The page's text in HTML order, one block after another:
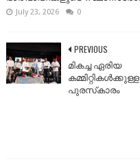
July 23, 2026 0
PREVIOUS
മികച്ച ഏരിയ
കമ്മിറ്റികൾക്കുള്ള
പുരസ്‌കാരം